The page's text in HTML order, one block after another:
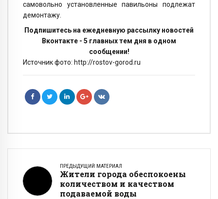
самовольно установленные павильоны подлежат
демонтажу.
Подпишитесь на ежедневную рассылку новостей
Вконтакте - 5 главных тем дня в одном
сообщении!
Источник фото: http://rostov-gorod.ru
ПРЕДЫДУЩИЙ МАТЕРИАЛ
Жители города обеспокоены
количеством и качеством
подаваемой воды